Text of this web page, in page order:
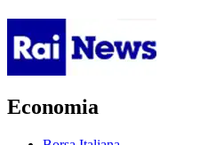
Economia